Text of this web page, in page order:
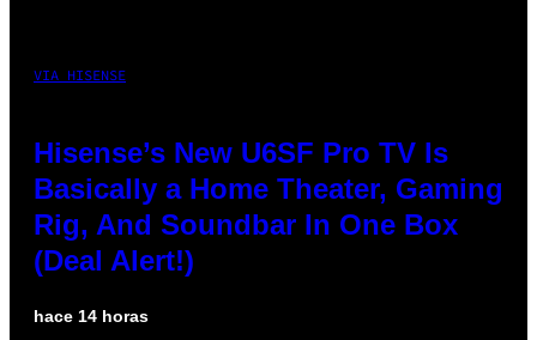
VIA HISENSE
Hisense’s New U6SF Pro TV Is
Basically a Home Theater, Gaming
Rig, And Soundbar In One Box
(Deal Alert!)
hace 14 horas